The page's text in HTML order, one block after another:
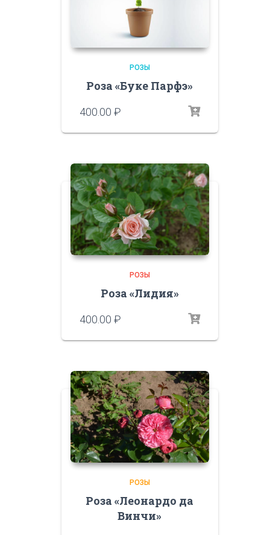
РОЗЫ
Роза «Буке Парфэ»
400.00 ₽
РОЗЫ
Роза «Лидия»
400.00 ₽
РОЗЫ
Роза «Леонардо да
Винчи»